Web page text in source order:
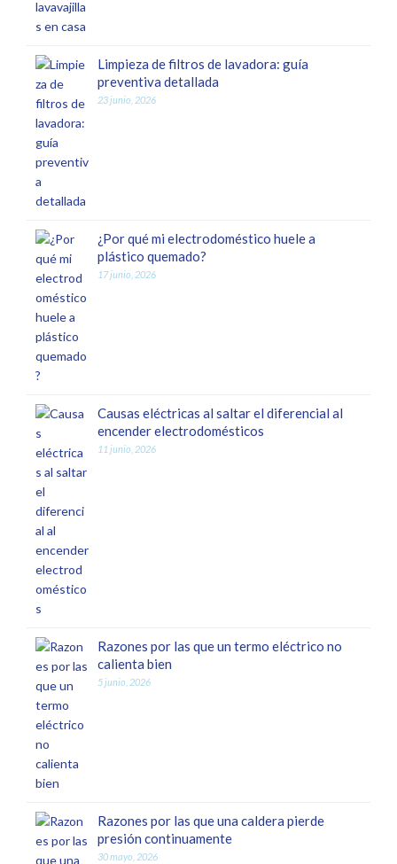
Limpieza de filtros de lavadora: guía
preventiva detallada
23 junio, 2026
¿Por qué mi electrodoméstico huele a
plástico quemado?
17 junio, 2026
Causas eléctricas al saltar el diferencial al
encender electrodomésticos
11 junio, 2026
Razones por las que un termo eléctrico no
calienta bien
5 junio, 2026
Razones por las que una caldera pierde
presión continuamente
30 mayo, 2026